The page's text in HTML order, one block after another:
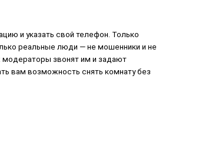
и указать свой телефон. Только
реальные люди — не мошенники и не
модераторы звонят им и задают
вам возможность снять комнату без